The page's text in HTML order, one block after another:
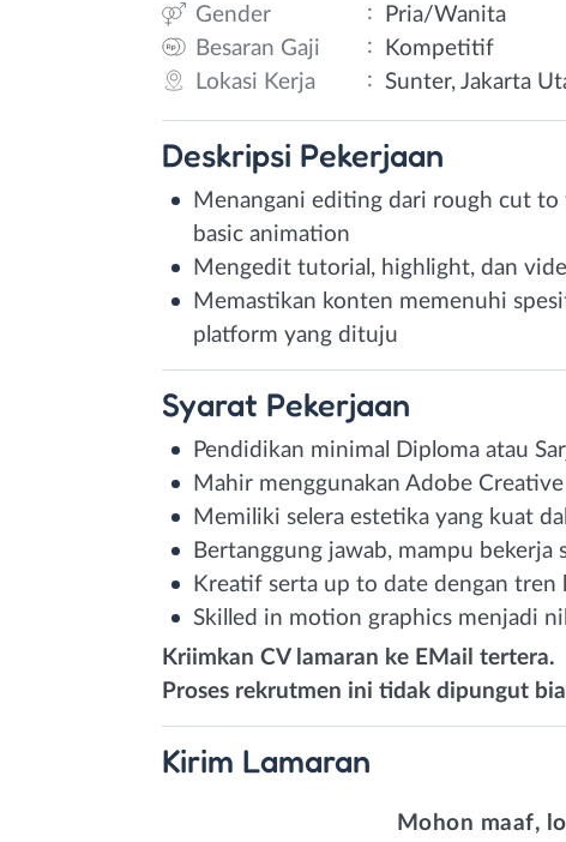
Gender
:
Pria/Wanita
Besaran Gaji
:
Kompetitif
Lokasi Kerja
: Sunter, Jakarta
Deskripsi Pekerjaan
Menangani editing dari rough cut to
basic animation
Mengedit tutorial, highlight, dan
Memastikan konten memenuhi
platform yang dituju
Syarat Pekerjaan
Pendidikan minimal Diploma atau
Mahir menggunakan Adobe
Memiliki selera estetika yang kuat
Bertanggung jawab, mampu bekerja
Kreatif serta up to date dengan tren
Skilled in motion graphics menjadi
Kriimkan CV lamaran ke EMail tertera.
Proses rekrutmen ini tidak dipungut
Kirim Lamaran
Mohon maaf,